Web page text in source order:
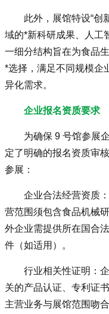
此外，展馆特设“创
域的*新科研成果、人工
一细分结构旨在为食品
*选择，满足不同规模企
异化需求。
企业报名资质要求
为确保 9 号馆参展
定了明确的报名资质审
参展：
企业合法经营资质
营范围须包含食品机械
外企业需提供所在国合
件（如适用）。
行业相关性证明：
关的产品认证、专利证
主营业务与展馆范围吻